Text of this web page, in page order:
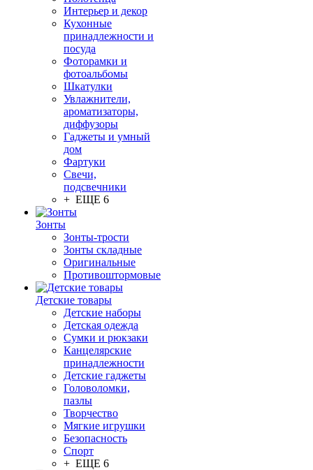
Интерьер и декор
Кухонные
принадлежности и
посуда
Фоторамки и
фотоальбомы
Шкатулки
Увлажнители,
ароматизаторы,
диффузоры
Гаджеты и умный
дом
Фартуки
Свечи,
подсвечники
+ ЕЩЕ 6
Зонты
Зонты-трости
Зонты складные
Оригинальные
Противоштормовые
Детские товары
Детские наборы
Детская одежда
Сумки и рюкзаки
Канцелярские
принадлежности
Детские гаджеты
Головоломки,
пазлы
Творчество
Мягкие игрушки
Безопасность
Спорт
+ ЕЩЕ 6